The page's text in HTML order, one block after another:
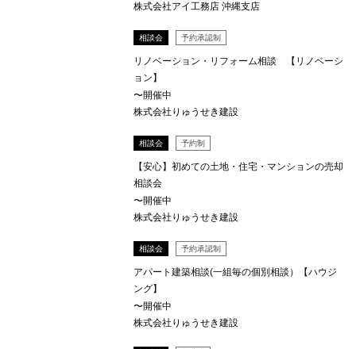
株式会社アイ工務店 沖縄支店
相談会 予約承認制
リノベーション・リフォーム相談 【リノベーシ
ョン】
〜開催中
株式会社りゅうせき建設
相談会 予約制
【安心】初めての土地・住宅・マンションの売却
相談会
〜開催中
株式会社りゅうせき建設
相談会 予約承認制
アパート建築相談(一組毎の個別相談）【ハウジ
ング】
〜開催中
株式会社りゅうせき建設